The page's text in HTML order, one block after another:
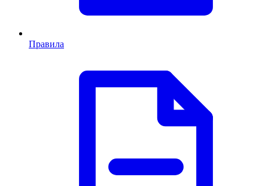
Правила